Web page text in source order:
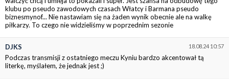
klubu po pseudo zawodowych czasach Włatcy i Barmana pseudo
biznesmynof... Nie nastawiam się na żaden wynik obecnie ale na walkę
piłkarzy. To czego nie widzieliśmy w poprzednim sezonie
18.08.24 10:57
DJKS
Podczas transmisji z ostatniego meczu Kyniu bardzo akcentował tą
literkę, myślałem, że jednak jest ;)